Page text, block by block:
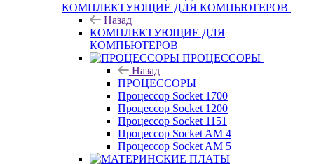
КОМПЛЕКТУЮЩИЕ ДЛЯ КОМПЬЮТЕРОВ
Назад
КОМПЛЕКТУЮЩИЕ ДЛЯ
КОМПЬЮТЕРОВ
ПРОЦЕССОРЫ
Назад
ПРОЦЕССОРЫ
Процессор Socket 1700
Процессор Socket 1200
Процессор Socket 1151
Процессор Socket AM 4
Процессор Socket AM 5